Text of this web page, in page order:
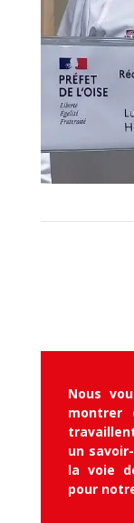
Nous
montrer
un
la voie
pour